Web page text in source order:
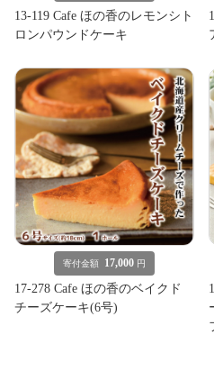
13-119 Cafe ほの香のレモンシト
ロンパウンドケーキ
寄付金額 17,000 円
17-278 Cafe ほの香のベイクド
チーズケーキ(6号)